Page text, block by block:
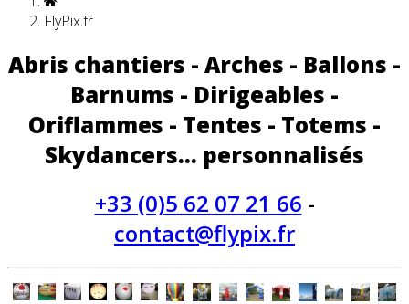
FlyPix.fr
Abris chantiers - Arches - Ballons -
Barnums - Dirigeables -
Oriflammes - Tentes - Totems -
Skydancers... personnalisés
+33 (0)5 62 07 21 66 -
contact@flypix.fr